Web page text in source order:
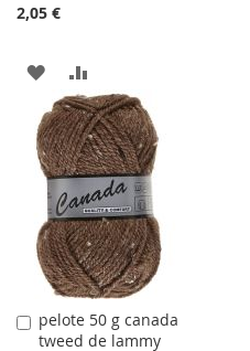
2,05 €
AJOUTER
À
LA
LISTE
D'ACHATS
AU
COMPARATEUR
pelote 50 g canada
tweed de lammy
Ajouter
au